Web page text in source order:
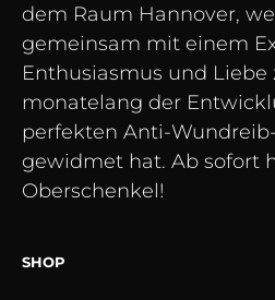
dem Raum Hannover,
gemeinsam mit einem
Enthusiasmus und Liebe
monatelang der
perfekten Anti-
gewidmet hat. Ab sofort
Oberschenkel!
SHOP